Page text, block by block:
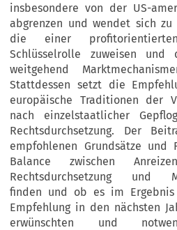
insbesondere von der US-
abgrenzen und wendet sich zu
die einer
Schlüsselrolle zuweisen und
weitgehend
Stattdessen setzt die
europäische Traditionen der
nach einzelstaatlicher
Rechtsdurchsetzung. Der
empfohlenen Grundsätze und
Balance zwischen
Rechtsdurchsetzung und
finden und ob es im
Empfehlung in den nächsten
erwünschten und